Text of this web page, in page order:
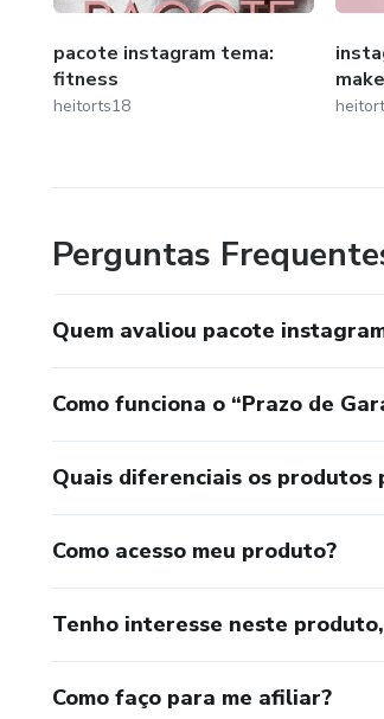
pacote instagram tema:
fitness
heitorts18
Perguntas
Quem avaliou pacote
Como funciona o “Prazo de
Quais diferenciais os produtos
Como acesso meu produto?
Tenho interesse neste
Como faço para me afiliar?